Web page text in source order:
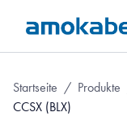
Startseite / Produkte
CCSX (BLX)